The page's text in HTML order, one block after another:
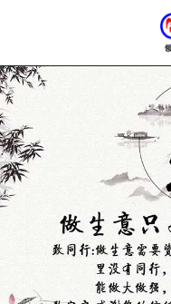
实体门店如何做网络推广吸引客户，实体店网络营销